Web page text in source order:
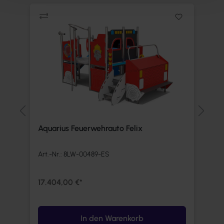
Aquarius Feuerwehrauto Felix
Art.-Nr.: 8LW-00489-ES
17.404,00 €*
In den Warenkorb